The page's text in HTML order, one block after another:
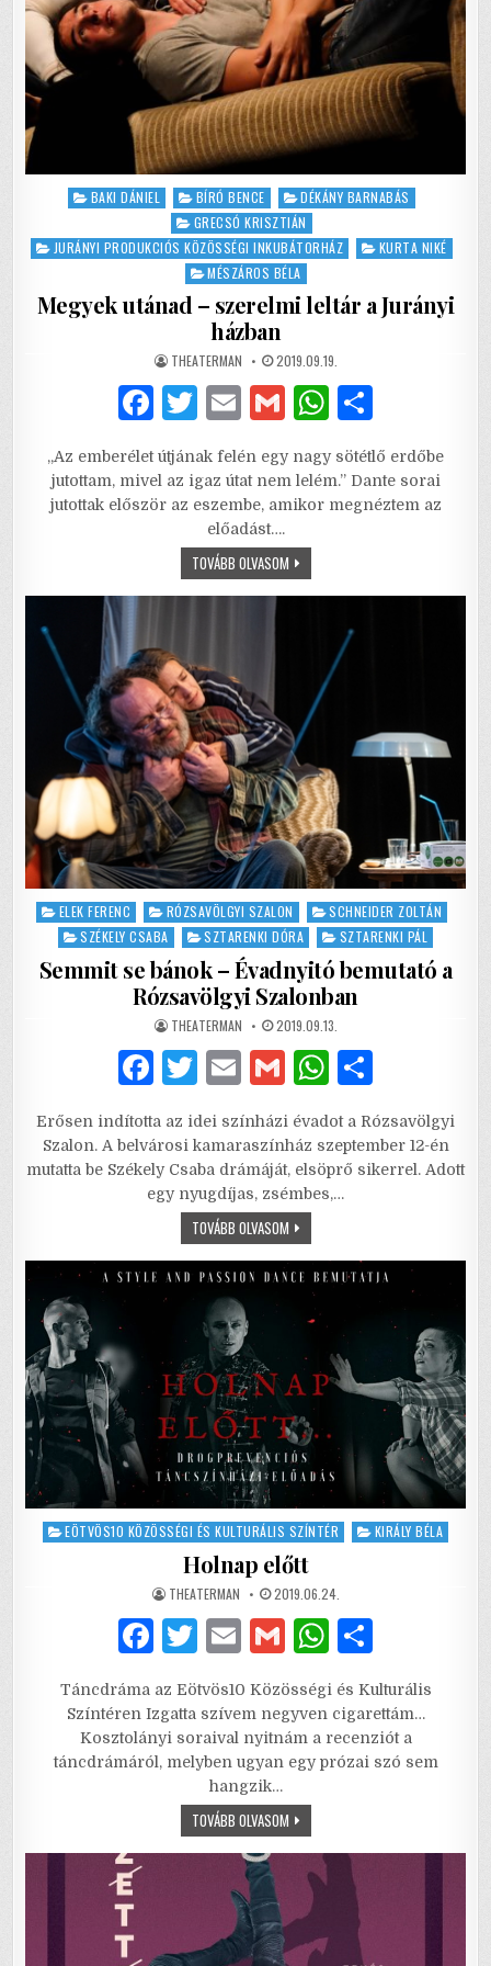
Posted
BAKI DÁNIEL BÍRÓ BENCE
DÉKÁNY BARNABÁS
GRECSÓ KRISZTIÁN
JURÁNYI PRODUKCIÓS KÖZÖSSÉGI INKUBÁTORHÁZ
KURTA NIKÉ
MÉSZÁROS BÉLA
Megyek utánad – szerelmi leltár a Jurányi
házban
AUTHOR:
THEATERMAN PUBLISHED
DATE:
2019.09.19.
F
c
e
b
k
T
it
te
r
E
ai
l
G
ai
l
W
at
s
ar
e
„Az emberélet útjának felén egy nagy sötétlő erdőbe
jutottam, mivel az igaz útat nem lelém.” Dante sorai
jutottak először az eszembe, amikor megnéztem az
előadást….
TOVÁBB OLVASOMMEGYEK
UTÁNAD
–
HÁZBAN
Posted
ELEK FERENC RÓZSAVÖLGYI SZALON
SCHNEIDER ZOLTÁN
SZÉKELY CSABA
SZTARENKI DÓRA SZTARENKI PÁL
Semmit se bánok – Évadnyitó bemutató a
Rózsavölgyi Szalonban
AUTHOR:
THEATERMAN PUBLISHED
DATE:
2019.09.13.
F
c
e
b
o
k
T
it
te
r
E
ai
l
G
ai
l
W
at
s
A
p
ar
e
Erősen indította az idei színházi évadot a Rózsavölgyi
Szalon. A belvárosi kamaraszínház szeptember 12-én
mutatta be Székely Csaba drámáját, elsöprő sikerrel. Adott
egy nyugdíjas, zsémbes,…
TOVÁBB OLVASOMSEMMIT
SE
BÁNOK
–
ÉVADNYITÓ
BEMUTATÓ
RÓZSAVÖLGYI
SZALONBAN
Posted
EÖTVÖS10 KÖZÖSSÉGI ÉS KULTURÁLIS SZÍNTÉR KIRÁLY BÉLA
Holnap előtt
AUTHOR:
THEATERMAN PUBLISHED
DATE:
2019.06.24.
F
c
e
b
o
T
it
te
r
E
ai
l
G
ai
l
W
at
s
A
p
ar
e
Táncdráma az Eötvös10 Közösségi és Kulturális
Színtéren Izgatta szívem negyven cigarettám…
Kosztolányi soraival nyitnám a recenziót a
táncdrámáról, melyben ugyan egy prózai szó sem
hangzik…
TOVÁBB OLVASOMHOLNAP
ELŐTT